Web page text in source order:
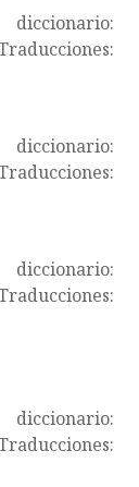
diccionario:
diccionario:
diccionario:
diccionario: